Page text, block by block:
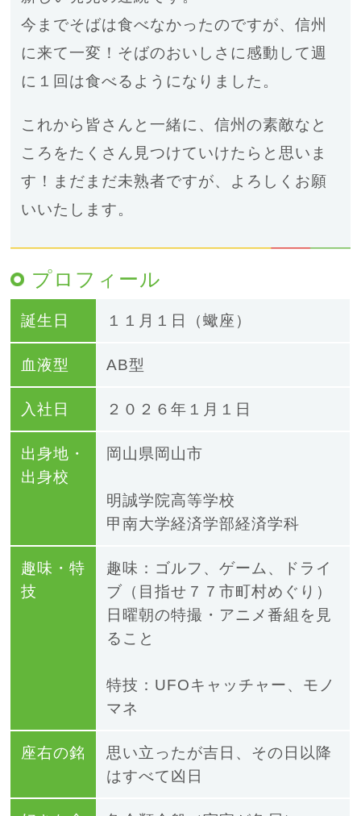
今までそばは食べなかったのですが、信州
に来て一変！そばのおいしさに感動して週
に１回は食べるようになりました。
これから皆さんと一緒に、信州の素敵なと
ころをたくさん見つけていけたらと思いま
す！まだまだ未熟者ですが、よろしくお願
いいたします。
プロフィール
誕生日 １１月１日（蠍座）
血液型 AB型
入社日 ２０２６年１月１日
出身地・
出身校
岡山県岡山市
明誠学院高等学校
甲南大学経済学部経済学科
趣味・特
技
趣味：ゴルフ、ゲーム、ドライ
ブ（目指せ７７市町村めぐり）
日曜朝の特撮・アニメ番組を見
ること
特技： UFOキャッチャー、モノ
マネ
座右の銘
思い立ったが吉日、その日以降
はすべて凶日